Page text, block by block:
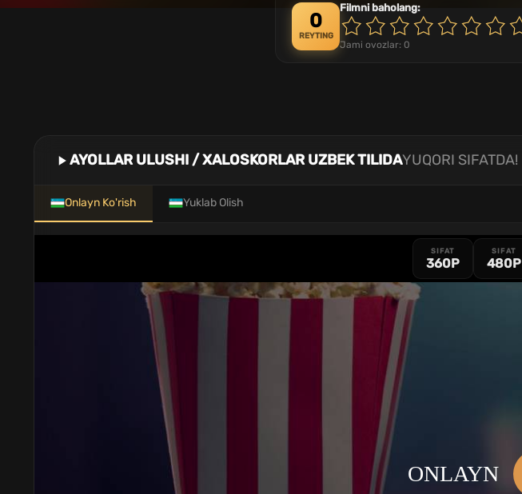
0
REYTING
Filmni baholang:
Jami ovozlar: 0
AYOLLAR ULUSHI / XALOSKORLAR UZBEK TILIDAYUQORI SIFATDA!
Onlayn Ko'rish Yuklab Olish
SIFAT
360P
SIFAT
480P